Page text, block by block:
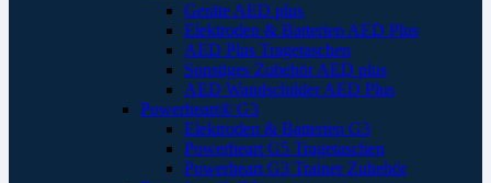
Geräte AED plus
Elektroden & Batterien AED Plus
AED Plus Tragetaschen
Sonstiges Zubehör AED plus
AED Wandschilder AED Plus
Powerheart® G3
Elektroden & Batterien G3
Powerheart G5 Tragetaschen
Powerheart G3 Trainer Zubehör